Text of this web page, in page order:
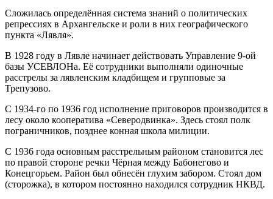
Сложилась определённая система знаний о политических
репрессиях в Архангельске и роли в них географического
пункта «Лявля».
В 1928 году в Лявле начинает действовать Управление 9-ой
базы УСЕВЛОНа. Её сотрудники выполняли одиночные
расстрелы за лявленским кладбищем и групповые за
Трепузово.
С 1934-го по 1936 год исполнение приговоров производится в
лесу около кооператива «Северодвинка». Здесь стоял полк
пограничников, позднее конная школа милиции.
С 1936 года основным расстрельным районом становится лес
по правой стороне речки Чёрная между Бабонегово и
Конецгорьем. Район был обнесён глухим забором. Стоял дом
(сторожка), в котором постоянно находился сотрудник НКВД.